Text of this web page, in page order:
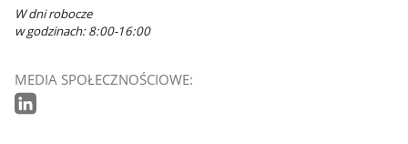
W dni robocze
w godzinach: 8:00-16:00
MEDIA SPOŁECZNOŚCIOWE: